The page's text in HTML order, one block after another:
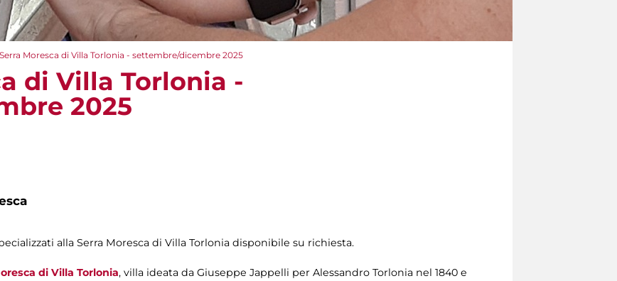
Moresca di Villa Torlonia - settembre/dicembre 2025
di Villa Torlonia -
2025
alla Serra Moresca di Villa Torlonia disponibile su richiesta.
di Villa Torlonia, villa ideata da Giuseppe Jappelli per Alessandro Torlonia nel 1840 e